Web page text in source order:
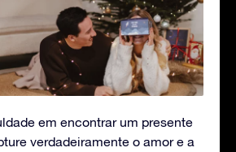
em encontrar um presente
verdadeiramente o amor e a